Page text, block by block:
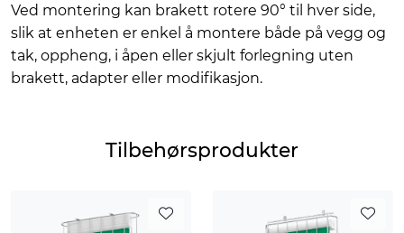
Ved montering kan brakett rotere 90° til hver side,
slik at enheten er enkel å montere både på vegg og
tak, oppheng, i åpen eller skjult forlegning uten
brakett, adapter eller modifikasjon.
Tilbehørsprodukter